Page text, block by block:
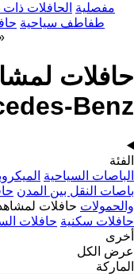
مفصلية الحافلات ذات
طفاطف سياحية
حافلات
Benz
الفئة
الباصات السياحية
باصات النقل بين المدن
والحمولات حافلات
حافلات سكنية حافلات
أخرى
عرض الكل
الماركة